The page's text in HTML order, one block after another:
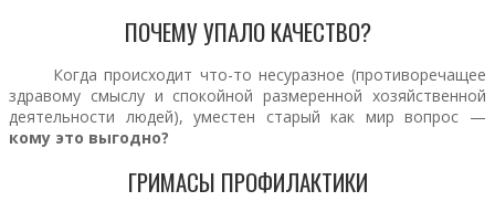
ПОЧЕМУ УПАЛО КАЧЕСТВО?
Когда происходит что-то несуразное (противоречащее
здравому смыслу и спокойной размеренной хозяйственной
деятельности людей), уместен старый как мир вопрос —
кому это выгодно?
ГРИМАСЫ ПРОФИЛАКТИКИ